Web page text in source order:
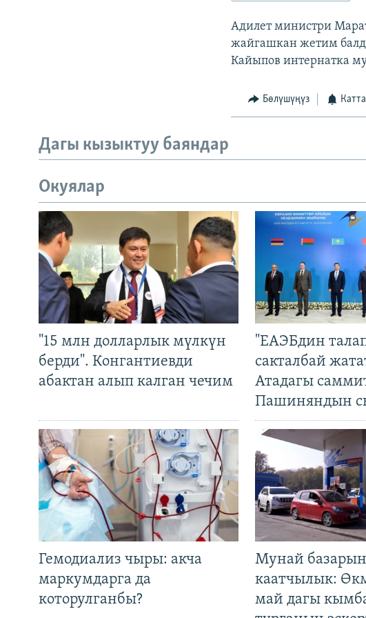
Адилет министри
жайгашкан жетим
Кайыпов интернатка
Бөлүшүңүз
Дагы кызыктуу баяндар
Окуялар
"15 млн долларлык мүлкүн
берди". Конгантиевди
абактан алып калган чечим
"ЕАЭБдин
сакталбай
Атадагы
Пашиняндын
Гемодиализ чыры: акча
маркумдарга да
которулганбы?
Мунай
каатчылык:
май дагы